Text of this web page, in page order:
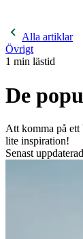
Alla artiklar
Övrigt
1 min lästid
De
Att komma på ett
lite inspiration!
Senast uppdaterad